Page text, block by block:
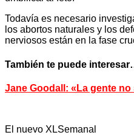
Todavía es necesario
los abortos naturales y los
nerviosos están en la fase
También te puede
Jane Goodall: «La gente
El nuevo XLSemanal